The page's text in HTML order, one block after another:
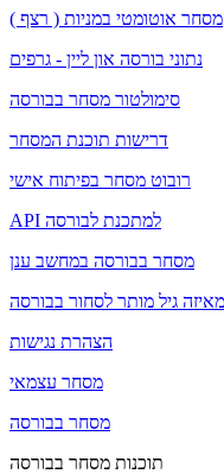
מסחר אוטומטי במניות ( רצף )
נתוני בורסה און ליין - גרפים
סימולטור מסחר בבורסה
דרישות תוכנת המסחר
רובוט מסחר בפיתוח אישי
API למתכנת לבורסה
מסחר בבורסה במחשב ענן
הצהרת נגישות
מסחר עצמאי
מסחר בבורסה
תוכנות מסחר בבורסה